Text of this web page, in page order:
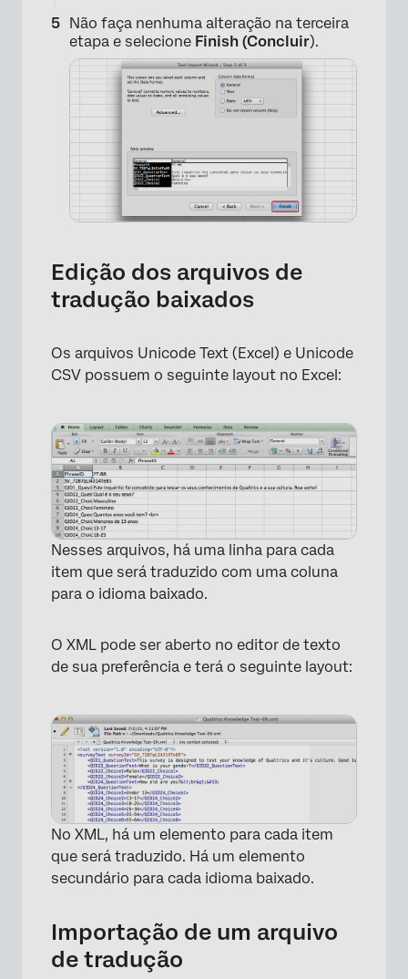
×
×
×
Não faça nenhuma alteração na terceira
etapa e selecione Finish (Concluir).
Edição dos arquivos de
tradução baixados
Os arquivos Unicode Text (Excel) e Unicode
CSV possuem o seguinte layout no Excel:
Nesses arquivos, há uma linha para cada
item que será traduzido com uma coluna
para o idioma baixado.
O XML pode ser aberto no editor de texto
de sua preferência e terá o seguinte layout:
No XML, há um elemento para cada item
que será traduzido. Há um elemento
secundário para cada idioma baixado.
Importação de um arquivo
de tradução